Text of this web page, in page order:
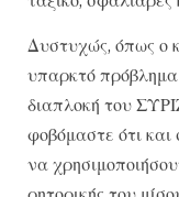
Δυστυχώς, όπως ο
υπαρκτό πρόβλημα
διαπλοκή του
φοβόμαστε ότι και
να